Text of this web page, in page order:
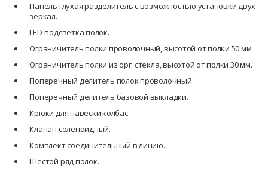
Панель глухая разделитель с возможностью установки двух
зеркал.
LED-подсветка полок.
Ограничитель полки проволочный, высотой от полки 50 мм.
Ограничитель полки из орг. стекла, высотой от полки 30 мм.
Поперечный делитель полок проволочный.
Поперечный делитель базовой выкладки.
Крюки для навески колбас.
Клапан соленоидный.
Комплект соединительный в линию.
Шестой ряд полок.